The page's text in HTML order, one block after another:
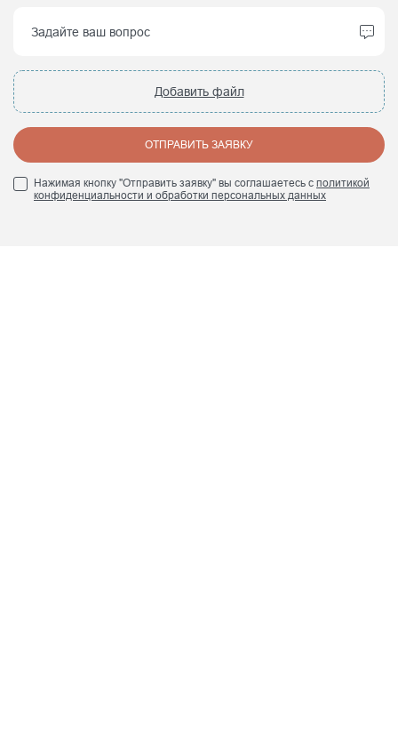
Добавить файл
ОТПРАВИТЬ ЗАЯВКУ
Нажимая кнопку "Отправить заявку" вы соглашаетесь с политикой
конфиденциальности и обработки персональных данных